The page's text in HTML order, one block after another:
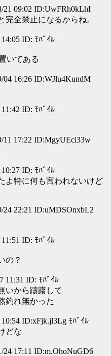
21 09:02 ID:UwFRh0kLhI
全禁止になるからね。
14:05 ID: ﾓﾊﾞｲﾙ
いてある
04 16:26 ID:WJlu4KundM
11:42 ID: ﾓﾊﾞｲﾙ
11 17:22 ID:MgyUEci33w
10:27 ID: ﾓﾊﾞｲﾙ
よ特に何も言われないけど
24 22:21 ID:uMDSOnxbL2
11:51 ID: ﾓﾊﾞｲﾙ
の？
11:31 ID: ﾓﾊﾞｲﾙ
いから躊躇して
釣れ無かった
10:54 ID:xFjk.jl3Lg ﾓﾊﾞｲﾙ
どな
24 17:11 ID:m.OhoNuGD6